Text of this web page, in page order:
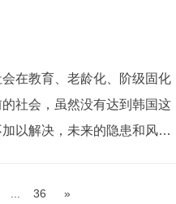
在教育、老龄化、阶级固化
社会，虽然没有达到韩国这
以解决，未来的隐患和风
36 »